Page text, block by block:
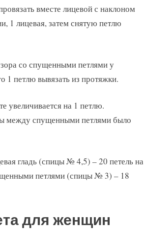
вместе лицевой с наклоном
1 лицевая, затем снятую петлю
со спущенными петлями у
1 петлю вывязать из протяжки.
увеличивается на 1 петлю.
между спущенными петлями было
гладь (спицы № 4,5) – 20 петель на
петлями (спицы № 3) – 18
для женщин